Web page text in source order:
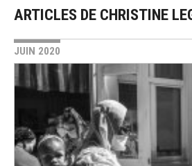
ARTICLES DE CHRISTINE
JUIN 2020